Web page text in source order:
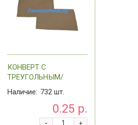
КОНВЕРТ С
ТРЕУГОЛЬНЫМ/
ПРЯМЫМ КЛАПАНОМ,
H 11,5 СМ Х 16 СМ, 0 -
В АССОРТИМЕНТЕ
Наличие: 732 шт.
0.25 р.
+
-